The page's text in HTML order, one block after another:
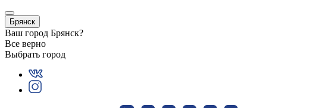
Брянск
Ваш город Брянск?
Все верно
Выбрать город